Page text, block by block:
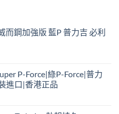
而鋼加強版 藍P 普力吉 必利
P-Force|綠P-Force|普力
進口|香港正品